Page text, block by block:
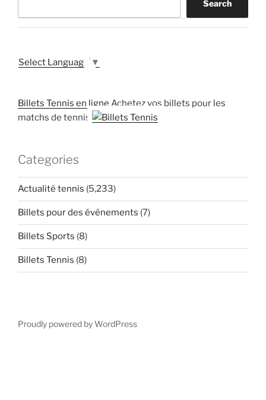
Search
Select Language ▼
Billets Tennis en ligne Achetez vos billets pour les
matchs de tennis
Categories
Actualité tennis (5,233)
Billets pour des événements (7)
Billets Sports (8)
Billets Tennis (8)
Proudly powered by WordPress